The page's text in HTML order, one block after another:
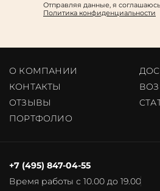
Отправляя данные, я
Политика конфиденциальности
О КОМПАНИИ
КОНТАКТЫ
ОТЗЫВЫ
ПОРТФОЛИО
Время работы с 10.00 до 19.00
+7 (495) 847-04-55